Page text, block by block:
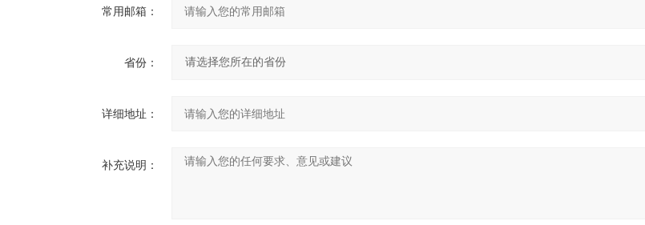
常用邮箱：
省份：
详细地址：
补充说明：